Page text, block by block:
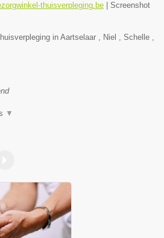
thuisverpleging.be
Screenshot
in Aartselaar , Niel , Schelle ,
▼